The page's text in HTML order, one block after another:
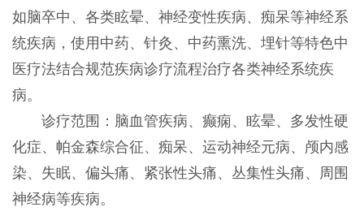
如脑卒中、各类眩晕、神经变性疾病、痴呆等神经系
统疾病，使用中药、针灸、中药熏洗、埋针等特色中
医疗法结合规范疾病诊疗流程治疗各类神经系统疾
病。
诊疗范围： 脑血管疾病、癫痫、 眩晕、多发性硬
化症、帕金森综合征、痴呆、运动神经元病、 颅内感
染、 失眠、偏头痛、紧张性头痛、丛集性头痛、周围
神经病等疾病。